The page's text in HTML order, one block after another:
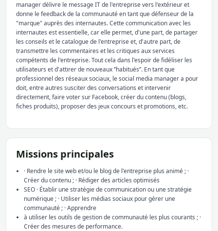
manager délivre le message IT de l'entreprise vers l'extérieur et
donne le feedback de la communauté en tant que défenseur de la
"marque" auprès des internautes. Cette communication avec les
internautes est essentielle, car elle permet, d'une part, de partager
les conseils et le catalogue de l'entreprise et, d'autre part, de
transmettre les commentaires et les critiques aux services
compétents de l'entreprise. Tout cela dans l'espoir de fidéliser les
utilisateurs et d'attirer de nouveaux ‘’habitués’’. En tant que
professionnel des réseaux sociaux, le social media manager a pour
doit, entre autres susciter des conversations et intervenir
directement, faire voter sur Facebook, créer du contenu (blogs,
fiches produits), proposer des jeux concours et promotions, etc.
Missions principales
· Rendre le site web et/ou le blog de l'entreprise plus animé ; ·
Créer du contenu ; · Rédiger des articles optimisés
SEO · Établir une stratégie de communication ou une stratégie
numérique ; · Utiliser les médias sociaux pour gérer une
communauté ; · Apprendre
à utiliser les outils de gestion de communauté les plus courants ; ·
Créer des mesures de performance.